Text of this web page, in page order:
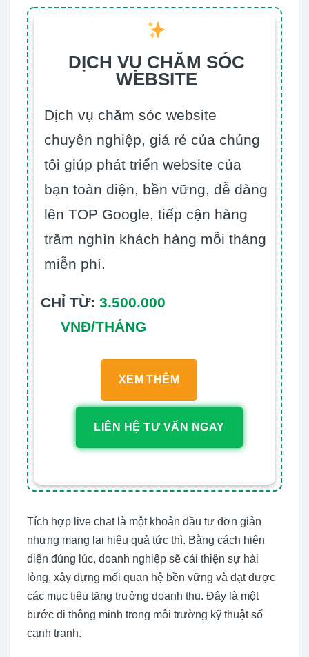
DỊCH VỤ CHĂM SÓC
WEBSITE
Dịch vụ chăm sóc website
chuyên nghiệp, giá rẻ của chúng
tôi giúp phát triển website của
bạn toàn diện, bền vững, dễ dàng
lên TOP Google, tiếp cận hàng
trăm nghìn khách hàng mỗi tháng
miễn phí.
CHỈ TỪ: 3.500.000
VNĐ/THÁNG
XEM THÊM
LIÊN HỆ TƯ VẤN NGAY
Tích hợp live chat là một khoản đầu tư đơn giản
nhưng mang lại hiệu quả tức thì. Bằng cách hiện
diện đúng lúc, doanh nghiệp sẽ cải thiện sự hài
lòng, xây dựng mối quan hệ bền vững và đạt được
các mục tiêu tăng trưởng doanh thu. Đây là một
bước đi thông minh trong môi trường kỹ thuật số
cạnh tranh.